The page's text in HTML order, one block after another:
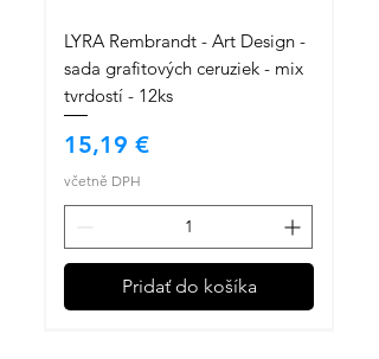
LYRA Rembrandt - Art Design -
sada grafitových ceruziek - mix
tvrdostí - 12ks
Cena
15,19 €
včetně DPH
Pridať do košíka